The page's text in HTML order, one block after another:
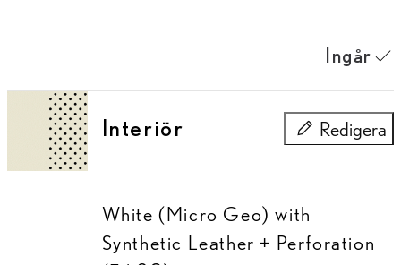
Ingår
Interiör Redigera
Interiör
White (Micro Geo) with
Synthetic Leather + Perforation